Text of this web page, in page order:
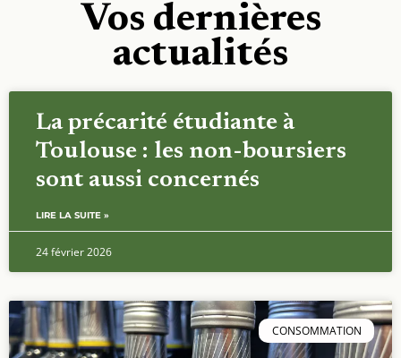
Vos dernières
actualités
La précarité étudiante à
Toulouse : les non-boursiers
sont aussi concernés
LIRE LA SUITE »
24 février 2026
CONSOMMATION